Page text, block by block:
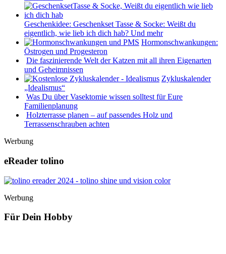
Geschenkidee: Geschenkset Tasse & Socke: Weißt du
eigentlich, wie lieb ich dich hab? Und mehr
Hormonschwankungen:
Östrogen und Progesteron
Die faszinierende Welt der Katzen mit all ihren Eigenarten
und Geheimnissen
Zykluskalender
„Idealismus“
Was Du über Vasektomie wissen solltest für Eure
Familienplanung
Holzterrasse planen – auf passendes Holz und
Terrassenschrauben achten
Werbung
eReader tolino
Werbung
Für Dein Hobby